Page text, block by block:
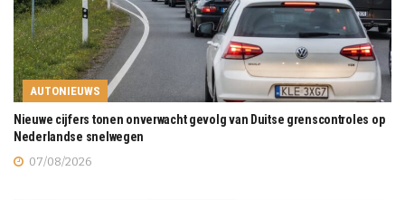
AUTONIEUWS
Nieuwe cijfers tonen onverwacht gevolg van Duitse grenscontroles op
Nederlandse snelwegen
07/08/2026